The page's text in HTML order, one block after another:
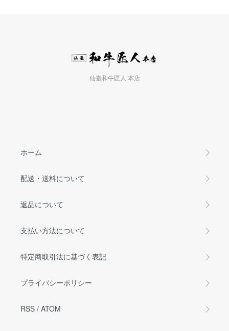
仙臺和牛匠人 本店
ホーム
配送・送料について
返品について
支払い方法について
特定商取引法に基づく表記
プライバシーポリシー
RSS / ATOM